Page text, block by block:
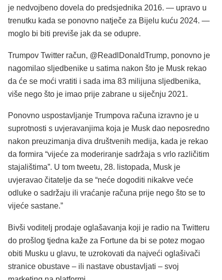
je nedvojbeno dovela do predsjednika 2016. — upravo u
trenutku kada se ponovno natječe za Bijelu kuću 2024. —
moglo bi biti previše jak da se odupre.
Trumpov Twitter račun, @ReadlDonaldTrump, ponovno je
nagomilao sljedbenike u satima nakon što je Musk rekao
da će se moći vratiti i sada ima 83 milijuna sljedbenika,
više nego što je imao prije zabrane u siječnju 2021.
Ponovno uspostavljanje Trumpova računa izravno je u
suprotnosti s uvjeravanjima koja je Musk dao neposredno
nakon preuzimanja diva društvenih medija, kada je rekao
da formira “vijeće za moderiranje sadržaja s vrlo različitim
stajalištima”. U tom tweetu, 28. listopada, Musk je
uvjeravao čitatelje da se “neće dogoditi nikakve veće
odluke o sadržaju ili vraćanje računa prije nego što se to
vijeće sastane.”
Bivši voditelj prodaje oglašavanja koji je radio na Twitteru
do prošlog tjedna kaže za Fortune da bi se potez mogao
obiti Musku u glavu, te uzrokovati da najveći oglašivači
stranice obustave – ili nastave obustavljati – svoj